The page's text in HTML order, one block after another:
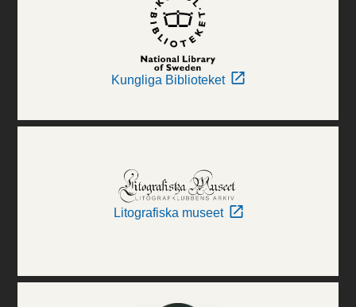
Kungliga Biblioteket
Litografiska museet